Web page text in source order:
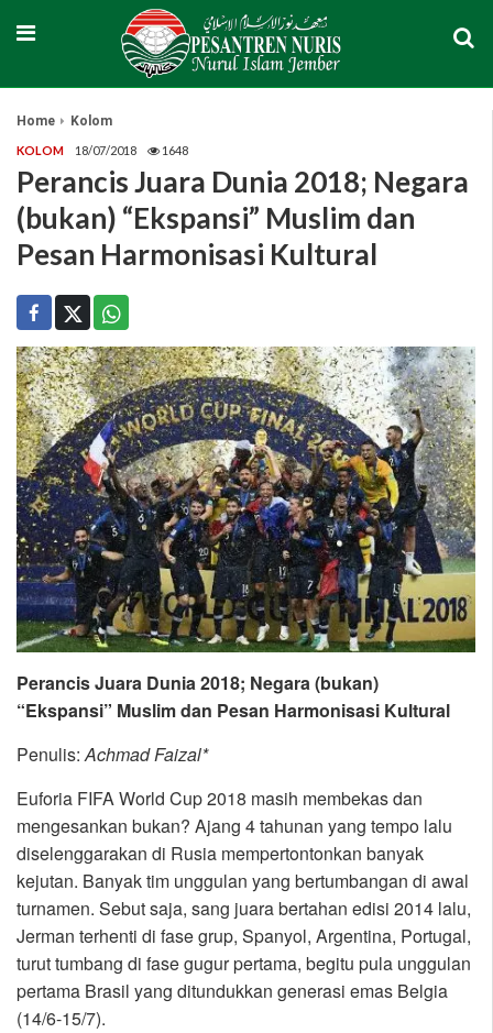
Home Kolom
KOLOM 18/07/2018 1648
Perancis Juara Dunia 2018; Negara
(bukan) “Ekspansi” Muslim dan
Pesan Harmonisasi Kultural
Perancis Juara Dunia 2018; Negara (bukan)
“Ekspansi” Muslim dan Pesan Harmonisasi Kultural
Penulis:Achmad Faizal*
Euforia FIFA World Cup 2018 masih membekas dan
mengesankan bukan? Ajang 4 tahunan yang tempo lalu
diselenggarakan di Rusia mempertontonkan banyak
kejutan. Banyak tim unggulan yang bertumbangan di awal
turnamen. Sebut saja, sang juara bertahan edisi 2014 lalu,
Jerman terhenti di fase grup, Spanyol, Argentina, Portugal,
turut tumbang di fase gugur pertama, begitu pula unggulan
pertama Brasil yang ditundukkan generasi emas Belgia
(14/6-15/7).